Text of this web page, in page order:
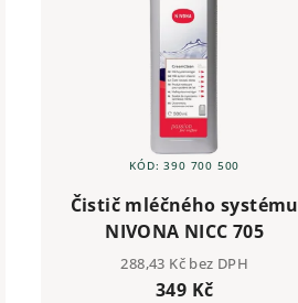
Čistič mléčného systému
NIVONA NICC 705
288,43 Kč bez DPH
349 Kč
KÓD:390 700 500